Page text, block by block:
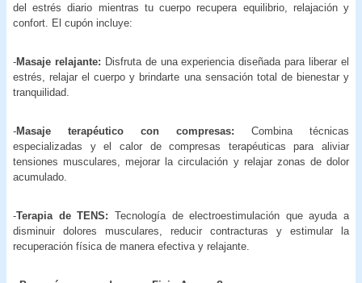
del estrés diario mientras tu cuerpo recupera equilibrio, relajación y
confort. El cupón incluye:
-Masaje relajante: Disfruta de una experiencia diseñada para liberar el
estrés, relajar el cuerpo y brindarte una sensación total de bienestar y
tranquilidad.
-Masaje terapéutico con compresas: Combina técnicas
especializadas y el calor de compresas terapéuticas para aliviar
tensiones musculares, mejorar la circulación y relajar zonas de dolor
acumulado.
-Terapia de TENS: Tecnología de electroestimulación que ayuda a
disminuir dolores musculares, reducir contracturas y estimular la
recuperación física de manera efectiva y relajante.